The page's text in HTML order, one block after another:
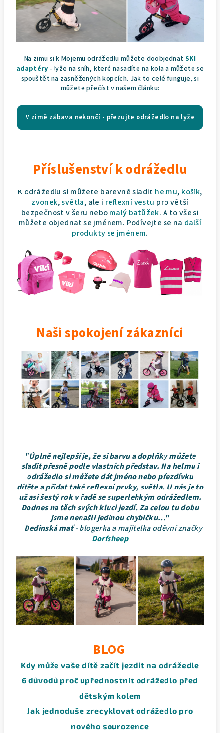
Na zimu si k Mojemu odrážedlu můžete doobjednat SKI
adaptéry - lyže na sníh, které nasadíte na kola a můžete se
spouštět na zasněžených kopcích. Jak to celé funguje, si
můžete přečíst v našem článku:
V zimě zábava nekončí - přezujte odrážedlo na lyže
Příslušenství k odrážedlu
K odrážedlu si můžete barevně sladit helmu, košík,
zvonek,světla, ale i reflexní vestu pro větší
bezpečnost v šeru nebo malý batůžek. A to vše si
můžete objednat se jménem. Podívejte se na další
produkty se jménem.
Naši spokojení zákazníci
"Úplně nejlepší je, že si barvu a doplňky můžete
sladit přesně podle vlastních představ. Na helmu i
odrážedlo si můžete dát jméno nebo přezdívku
dítěte a přidat také reflexní prvky, světla. U nás je to
už asi šestý rok v řadě se superlehkým odrážedlem.
Dodnes na těch svých kluci jezdí. Za celou tu dobu
jsme nenašli jedinou chybičku..."
Dedinská mať- blogerka a majitelka oděvní značky
Dorfsheep
BLOG
Kdy může vaše dítě začít jezdit na odrážedle
6 důvodů proč upřednostnit odrážedlo před
dětským kolem
Jak jednoduše zrecyklovat odrážedlo pro
nového sourozence